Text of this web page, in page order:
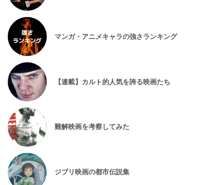
マンガ・アニメキャラの強さランキング
【連載】カルト的人気を誇る映画たち
難解映画を考察してみた
ジブリ映画の都市伝説集